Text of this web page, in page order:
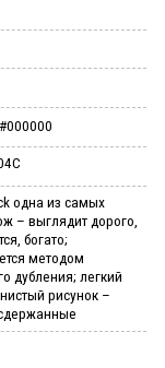
одна из самых
– выглядит дорого,
богато;
методом
дубления; легкий
рисунок –